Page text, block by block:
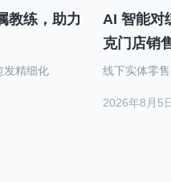
教练，助力
发精细化
AI 智能对
克门店销
2026年8月5
线下实体零